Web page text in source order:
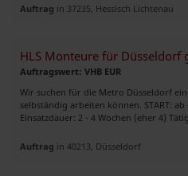
Auftrag in 37235, Hessisch Lichtenau
HLS Monteure für Düsseldorf
Auftragswert: VHB EUR
Wir suchen für die Metro Düsseldorf
selbständig arbeiten können. START:
Einsatzdauer: 2 - 4 Wochen (eher 4)
Auftrag in 40213, Düsseldorf